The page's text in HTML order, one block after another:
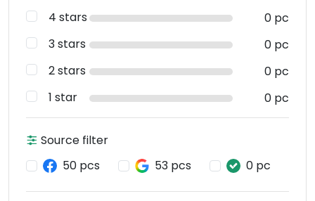
4 stars
0 pc
3 stars
0 pc
2 stars
0 pc
1 star
0 pc
Source filter
50 pcs
53 pcs 0 pc